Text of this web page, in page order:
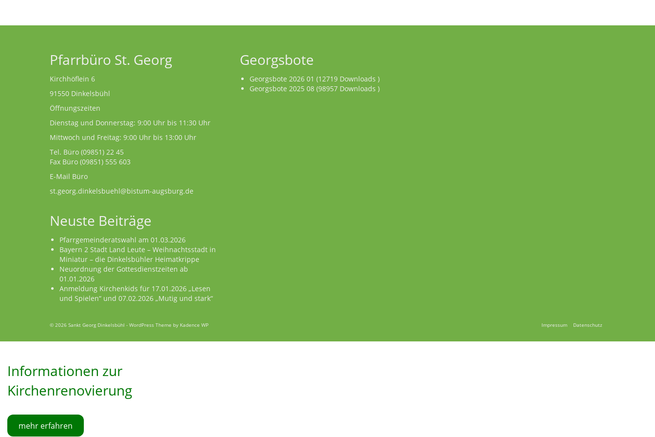
Pfarrbüro St. Georg
Kirchhöflein 6
91550 Dinkelsbühl
Öffnungszeiten
Dienstag und Donnerstag: 9:00 Uhr bis 11:30 Uhr
Mittwoch und Freitag: 9:00 Uhr bis 13:00 Uhr
Tel. Büro (09851) 22 45
Fax Büro (09851) 555 603
E-Mail Büro
st.georg.dinkelsbuehl@bistum-augsburg.de
Neuste Beiträge
Pfarrgemeinderatswahl am 01.03.2026
Bayern 2 Stadt Land Leute – Weihnachtsstadt in
Miniatur – die Dinkelsbühler Heimatkrippe
Neuordnung der Gottesdienstzeiten ab
01.01.2026
Anmeldung Kirchenkids für 17.01.2026 „Lesen
und Spielen“ und 07.02.2026 „Mutig und stark“
Georgsbote
Georgsbote 2026 01 (12719 Downloads )
Georgsbote 2025 08 (98957 Downloads )
Impressum Datenschutz
© 2026 Sankt Georg Dinkelsbühl - WordPress Theme by Kadence WP
Informationen zur
Kirchenrenovierung
mehr erfahren